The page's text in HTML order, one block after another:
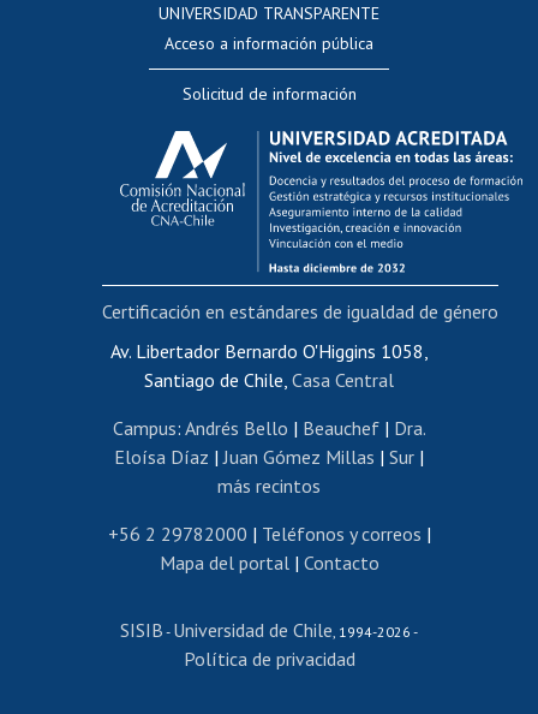
Evaluación docente
Calificación académica
Postulación al AUCAI
Funcionarias/os
Cursos internos de capacitación
Bienestar del personal
Portal de movilidad interna
Certificado de renta
Certificado de renta honorarios
Editar páginas blancas
Extranjeras/os
Revalidación y reconocimiento de títulos
Postulación al Programa de Movilidad Estudiantil
Cursos de español
UNIVERSIDAD TRANSPARENTE
Acceso a información pública
Solicitud de información
Av. Libertador Bernardo O'Higgins 1058,
Santiago de Chile, Casa Central
Campus: Andrés Bello | Beauchef| Dra.
Eloísa Díaz |Juan Gómez Millas | Sur |
más recintos
+56 2 29782000 | Teléfonos y correos |
Mapa del portal| Contacto
SISIB - Universidad de Chile, 1994-2026 -
Política de privacidad
Certificación en estándares de igualdad de género